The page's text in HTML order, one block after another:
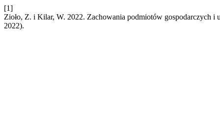
[1]
Zioło, Z. i Kilar, W. 2022. Zachowania podmiotów gospodarczych i
2022).